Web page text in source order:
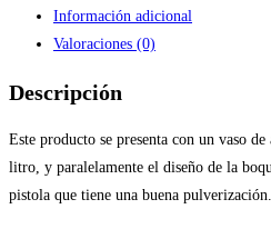
Información adicional
Valoraciones (0)
Descripción
Este producto se presenta con un vaso
litro, y paralelamente el diseño de la
pistola que tiene una buena pulverización.